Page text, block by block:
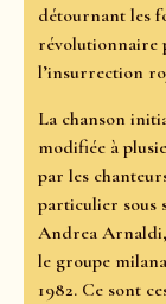
détournant les
révolutionnaire
l’insurrection
La chanson
modifiée à
par les
particulier sous
Andrea Arnaldi,
le groupe
1982. Ce sont